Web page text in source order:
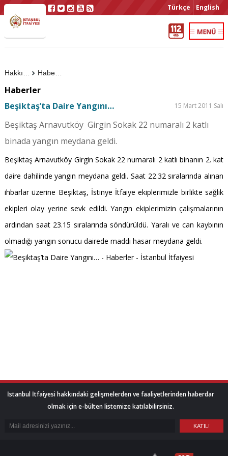
Türkçe English
Haberler
Haberler
Beşiktaş’ta Daire Yangını…
15 Mart 2011 Salı
Beşiktaş Arnavutköy Girgin Sokak 22 numaralı 2 katlı
binada yangın meydana geldi.
Beşiktaş Arnavutköy Girgin Sokak 22 numaralı 2 katlı binanın 2. kat
daire dahilinde yangın meydana geldi. Saat 22.32 sıralarında alınan
ihbarlar üzerine Beşiktaş, İstinye İtfaiye ekiplerimizle birlikte sağlık
ekipleri olay yerine sevk edildi. Yangın ekiplerimizin çalışmalarının
ardından saat 23.15 sıralarında söndürüldü. Yaralı ve can kaybının
olmadığı yangın sonucu dairede maddi hasar meydana geldi.
İstanbul İtfaiyesi hakkındaki gelişmelerden ve faaliyetlerinden haberdar
olmak için e-bülten listemize katılabilirsiniz.